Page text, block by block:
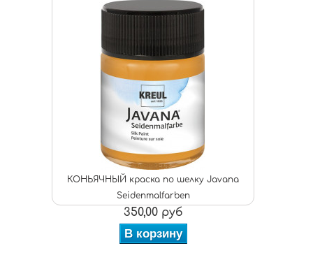
КОНЬЯЧНЫЙ краска по шелку Javana
Seidenmalfarben
350,00 руб
В корзину